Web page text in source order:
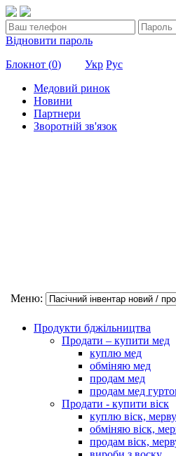
Відновити пароль
Блокнот (0) Укр Рус
Медовий ринок
Новини
Партнери
Зворотній зв'язок
Меню:
Продукти бджільництва
Продати – купити мед
куплю мед
обміняю мед
продам мед
продам мед
Продати - купити віск
куплю віск, мерву
обміняю віск,
продам віск,